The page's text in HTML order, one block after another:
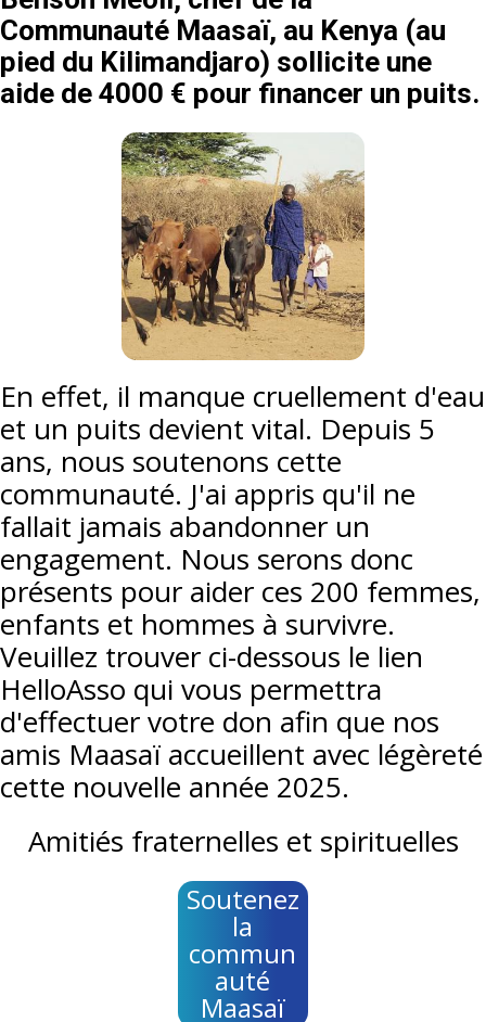
Communauté Maasaï, au Kenya (au
pied du Kilimandjaro) sollicite une
aide de 4000 € pour financer un puits.
En effet, il manque cruellement d'eau
et un puits devient vital. Depuis 5
ans, nous soutenons cette
communauté. J'ai appris qu'il ne
fallait jamais abandonner un
engagement. Nous serons donc
présents pour aider ces 200 femmes,
enfants et hommes à survivre.
Veuillez trouver ci-dessous le lien
HelloAsso qui vous permettra
d'effectuer votre don afin que nos
amis Maasaï accueillent avec légèreté
cette nouvelle année 2025.
Amitiés fraternelles et spirituelles
Soutenez
la
commun
auté
Maasaï